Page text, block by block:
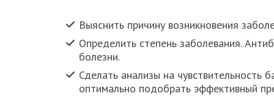
Выяснить причину возникновения
Определить степень заболевания.
болезни.
Сделать анализы на чувствительность
оптимально подобрать эффективный